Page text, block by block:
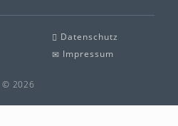
Datenschutz
Impressum
© 2026